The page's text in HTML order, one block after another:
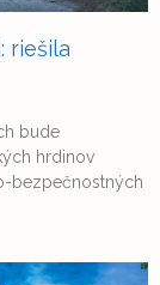
riešila
bude
hrdinov
bezpečnostných